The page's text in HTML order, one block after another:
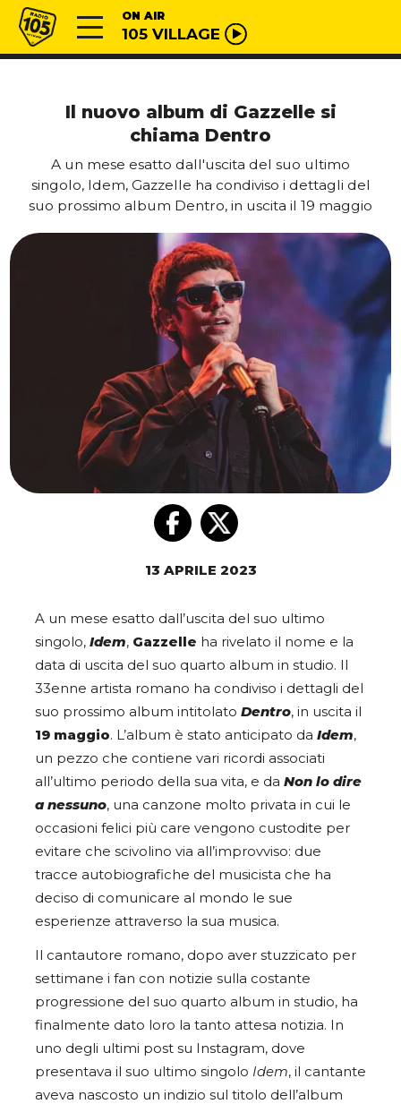
Vai al contenuto
Radio 105 ON AIR
105 VILLAGE
Il nuovo album di Gazzelle si
chiama Dentro
A un mese esatto dall'uscita del suo ultimo
singolo, Idem, Gazzelle ha condiviso i dettagli del
suo prossimo album Dentro, in uscita il 19 maggio
13 APRILE 2023
A un mese esatto dall’uscita del suo ultimo
singolo, Idem, Gazzelle ha rivelato il nome e la
data di uscita del suo quarto album in studio. Il
33enne artista romano ha condiviso i dettagli del
suo prossimo album intitolato Dentro, in uscita il
19 maggio. L’album è stato anticipato da Idem,
un pezzo che contiene vari ricordi associati
all’ultimo periodo della sua vita, e da Non lo dire
a nessuno, una canzone molto privata in cui le
occasioni felici più care vengono custodite per
evitare che scivolino via all’improvviso: due
tracce autobiografiche del musicista che ha
deciso di comunicare al mondo le sue
esperienze attraverso la sua musica.
Il cantautore romano, dopo aver stuzzicato per
settimane i fan con notizie sulla costante
progressione del suo quarto album in studio, ha
finalmente dato loro la tanto attesa notizia. In
uno degli ultimi post su Instagram, dove
presentava il suo ultimo singolo Idem, il cantante
aveva nascosto un indizio sul titolo dell’album